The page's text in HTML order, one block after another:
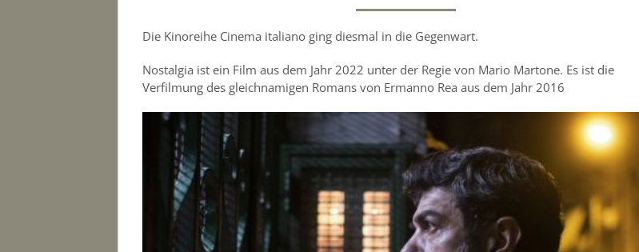
Die Kinoreihe Cinema italiano ging diesmal in die Gegenwart.
Nostalgia ist ein Film aus dem Jahr 2022 unter der Regie von Mario Martone. Es ist die
Verfilmung des gleichnamigen Romans von Ermanno Rea aus dem Jahr 2016